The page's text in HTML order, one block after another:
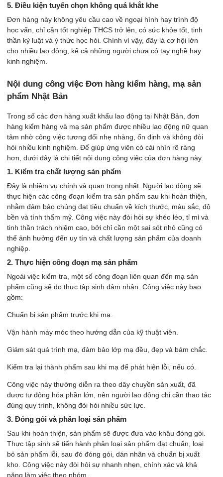
5. Điều kiện tuyển chọn không quá khắt khe
Đơn hàng này không yêu cầu cao về ngoại hình hay trình độ
học vấn, chỉ cần tốt nghiệp THCS trở lên, có sức khỏe tốt, tinh
thần kỷ luật và ý thức học hỏi. Chính vì vậy, đây là cơ hội lớn
cho nhiều lao động, kể cả những người chưa có tay nghề hay
kinh nghiệm.
Nội dung công việc Đơn hàng kiểm hàng, mạ sản
phẩm Nhật Bản
Trong số các đơn hàng xuất khẩu lao động tại Nhật Bản, đơn
hàng kiểm hàng và mạ sản phẩm được nhiều lao động nữ quan
tâm nhờ công việc tương đối nhẹ nhàng, ổn định và không đòi
hỏi nhiều kinh nghiệm. Để giúp ứng viên có cái nhìn rõ ràng
hơn, dưới đây là chi tiết nội dung công việc của đơn hàng này.
1. Kiểm tra chất lượng sản phẩm
Đây là nhiệm vụ chính và quan trọng nhất. Người lao động sẽ
thực hiện các công đoạn kiểm tra sản phẩm sau khi hoàn thiện,
nhằm đảm bảo chúng đạt tiêu chuẩn về kích thước, màu sắc, độ
bền và tính thẩm mỹ. Công việc này đòi hỏi sự khéo léo, tỉ mỉ và
tinh thần trách nhiệm cao, bởi chỉ cần một sai sót nhỏ cũng có
thể ảnh hưởng đến uy tín và chất lượng sản phẩm của doanh
nghiệp.
2. Thực hiện công đoạn mạ sản phẩm
Ngoài việc kiểm tra, một số công đoạn liên quan đến mạ sản
phẩm cũng sẽ do thực tập sinh đảm nhận. Công việc này bao
gồm:
Chuẩn bị sản phẩm trước khi mạ.
Vận hành máy móc theo hướng dẫn của kỹ thuật viên.
Giám sát quá trình mạ, đảm bảo lớp mạ đều, đẹp và bám chắc.
Kiểm tra lại thành phẩm sau khi mạ để phát hiện lỗi, nếu có.
Công việc này thường diễn ra theo dây chuyền sản xuất, đã
được tự động hóa phần lớn, nên người lao động chỉ cần thao tác
đúng quy trình, không đòi hỏi nhiều sức lực.
3. Đóng gói và phân loại sản phẩm
Sau khi hoàn thiện, sản phẩm sẽ được đưa vào khâu đóng gói.
Thực tập sinh sẽ tiến hành phân loại sản phẩm đạt chuẩn, loại
bỏ sản phẩm lỗi, sau đó đóng gói, dán nhãn và chuẩn bị xuất
kho. Công việc này đòi hỏi sự nhanh nhẹn, chính xác và khả
năng làm việc theo nhóm.